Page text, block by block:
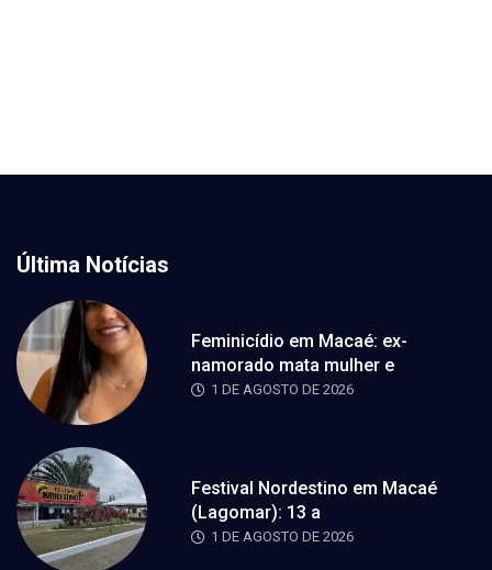
Última Notícias
Feminicídio em Macaé: ex-
namorado mata mulher e
1 DE AGOSTO DE 2026
Festival Nordestino em Macaé
(Lagomar): 13 a
1 DE AGOSTO DE 2026